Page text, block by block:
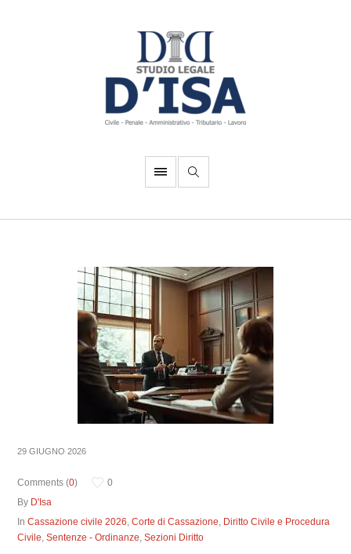
29 GIUGNO 2026
Comments (0)
0
By D'Isa
InCassazione civile 2026,Corte di Cassazione, Diritto Civile e Procedura
Civile,Sentenze - Ordinanze,Sezioni Diritto